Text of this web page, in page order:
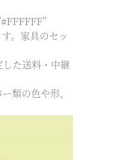
。家具のセッ
た送料・中継
類の色や形、